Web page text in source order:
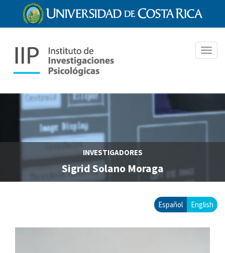
contenido
INVESTIGADORES
Sigrid Solano Moraga
Español English